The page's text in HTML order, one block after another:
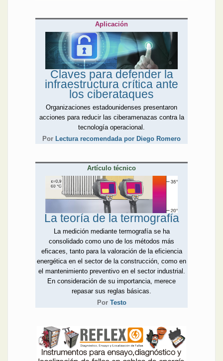
verdaderamente sobre este
tema?
Juan Carlos González
Medina, otro ingeniero,
también opta por las
nuevas formas de
generación eficiente y
aporta un detalle acerca de
las ventajas y desventajas
de los inversores híbridos.
La pluma ingenieril
completa esta edición a
través de Diego Romero y
primero presenta claves de
las organizaciones
estadounidenses para
defender la infraestructura
crítica ante los
ciberataques. El segundo
ahonda en los transmisores
de temperatura, dentro de
una serie sobre medición
de temperatura en general.
Con el mismo rigor técnico,
las demás notas de esta
edición llegan firmadas por
empresas del sector.
Algunas presentan sus
sus conocimientos: Finder
promociona sus nuevos
bloques de distribución;
Aplicación
Claves para defender la
infraestructura crítica ante
los ciberataques
Organizaciones estadounidenses presentaron
acciones para reducir las ciberamenazas contra la
tecnología operacional.
Por Lectura recomendada por Diego Romero
Artículo técnico
La teoría de la termografía
La medición mediante termografía se ha
consolidado como uno de los métodos más
eficaces, tanto para la valoración de la eficiencia
energética en el sector de la construcción, como en
el mantenimiento preventivo en el sector industrial.
En consideración de su importancia, merece
repasar sus reglas básicas.
Por Testo